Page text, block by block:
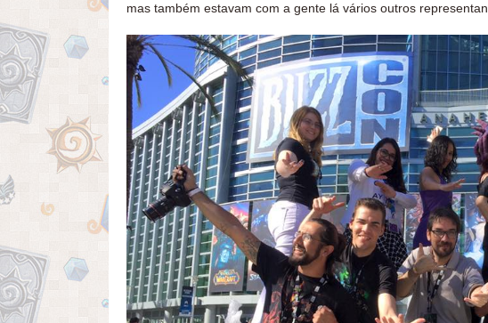
mas também estavam com a gente lá vários outros